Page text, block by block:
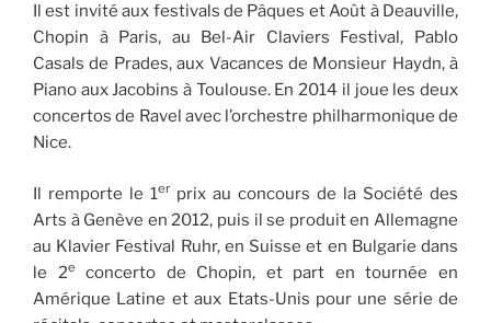
Il est invité aux festivals de Pâques et Août à Deauville,
Chopin à Paris, au Bel-Air Claviers Festival, Pablo
Casals de Prades, aux Vacances de Monsieur Haydn, à
Piano aux Jacobins à Toulouse. En 2014 il joue les deux
concertos de Ravel avec l’orchestre philharmonique de
Nice.
Il remporte le 1er prix au concours de la Société des
Arts à Genève en 2012, puis il se produit en Allemagne
au Klavier Festival Ruhr, en Suisse et en Bulgarie dans
le 2e
concerto de Chopin, et part en tournée en
Amérique Latine et aux Etats-Unis pour une série de